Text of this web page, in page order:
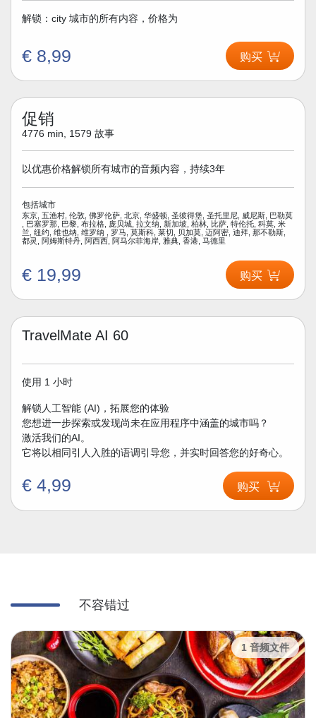
解锁：city 城市的所有内容，价格为
€ 8,99 购买
促销
4776 min, 1579 故事
以优惠价格解锁所有城市的音频内容，持续3年
包括城市
东京, 五渔村, 伦敦, 佛罗伦萨, 北京, 华盛顿, 圣彼得堡, 圣托里尼, 威尼斯, 巴勒莫
, 巴塞罗那, 巴黎, 布拉格, 庞贝城, 拉文纳, 新加坡, 柏林, 比萨, 特伦托, 科莫, 米
兰, 纽约, 维也纳, 维罗纳 , 罗马, 莫斯科, 莱切, 贝加莫, 迈阿密, 迪拜, 那不勒斯,
都灵, 阿姆斯特丹, 阿西西, 阿马尔菲海岸, 雅典, 香港, 马德里
€ 19,99 购买
TravelMate AI 60
使用 1 小时
解锁人工智能 (AI)，拓展您的体验
您想进一步探索或发现尚未在应用程序中涵盖的城市吗？
激活我们的AI。
它将以相同引人入胜的语调引导您，并实时回答您的好奇心。
€ 4,99 购买
不容错过
1 音频文件